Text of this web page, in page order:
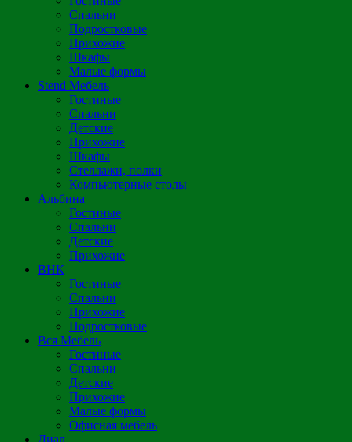
Спальни
Подростковые
Прихожие
Шкафы
Малые формы
Stend Мебель
Гостиные
Спальни
Детские
Прихожие
Шкафы
Стеллажи, полки
Компьютерные столы
Альбина
Гостиные
Спальни
Детские
Прихожие
ВНК
Гостиные
Спальни
Прихожие
Подростковые
Вся Мебель
Гостиные
Спальни
Детские
Прихожие
Малые формы
Офисная мебель
Диал